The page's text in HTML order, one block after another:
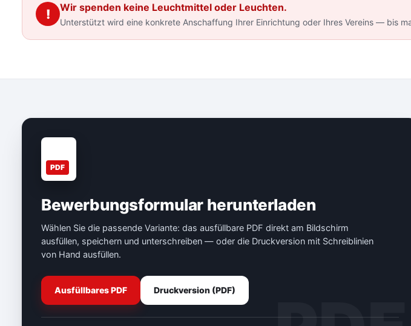
! Wir spenden keine Leuchtmittel oder Leuchten.
Unterstützt wird eine konkrete Anschaffung Ihrer Einrichtung oder Ihres Vereins — bis
PDF
Bewerbungsformular herunterladen
Wählen Sie die passende Variante: das ausfüllbare PDF direkt am Bildschirm
ausfüllen, speichern und unterschreiben — oder die Druckversion mit Schreiblinien
von Hand ausfüllen.
Ausfüllbares PDF Druckversion (PDF)